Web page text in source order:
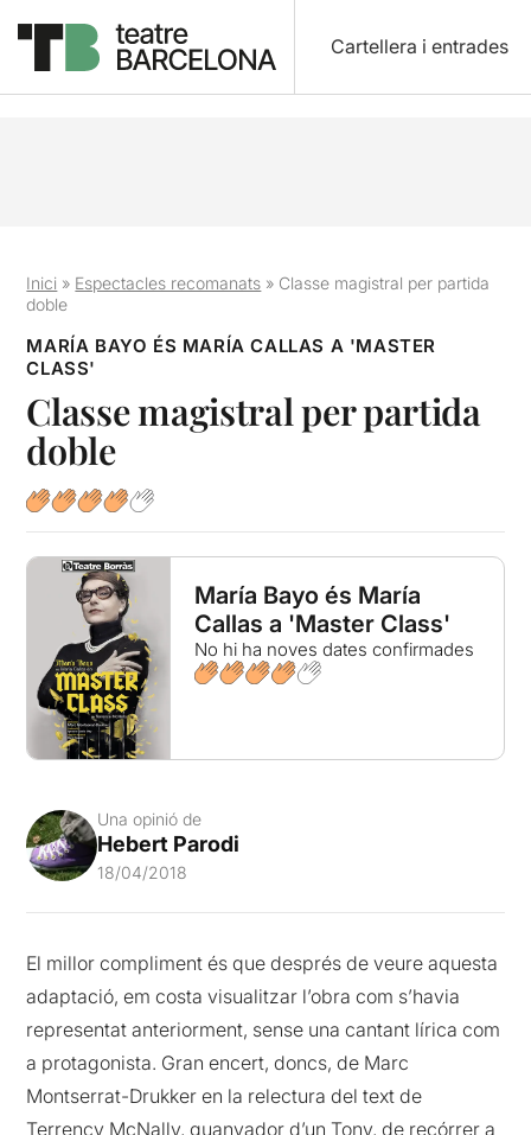
Cartellera i entrades
Inici » Espectacles recomanats » Classe magistral per partida
doble
MARÍA BAYO ÉS MARÍA CALLAS A 'MASTER
CLASS'
Classe magistral per partida
doble
María Bayo és María
Callas a 'Master Class'
No hi ha noves dates confirmades
Una opinió de
Hebert Parodi
18/04/2018
El millor compliment és que després de veure aquesta
adaptació, em costa visualitzar l’obra com s’havia
representat anteriorment, sense una cantant lírica com
a protagonista. Gran encert, doncs, de Marc
Montserrat-Drukker en la relectura del text de
Terrency McNally, guanyador d’un Tony, de recórrer a